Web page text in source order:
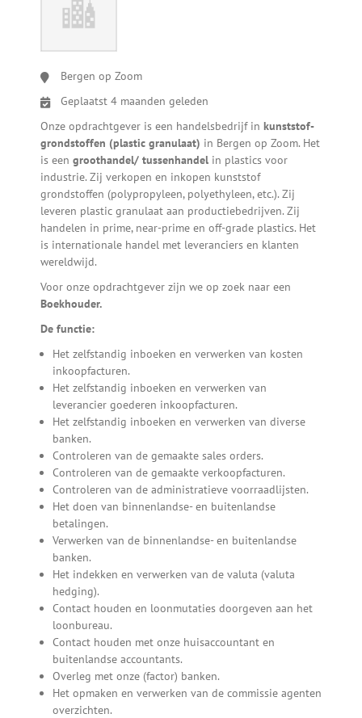
Bergen op Zoom
Geplaatst 4 maanden geleden
Onze opdrachtgever is een handelsbedrijf in kunststof-
grondstoffen (plastic granulaat) in Bergen op Zoom. Het
is een groothandel/ tussenhandel in plastics voor
industrie. Zij verkopen en inkopen kunststof
grondstoffen (polypropyleen, polyethyleen, etc.). Zij
leveren plastic granulaat aan productiebedrijven. Zij
handelen in prime, near-prime en off-grade plastics. Het
is internationale handel met leveranciers en klanten
wereldwijd.
Voor onze opdrachtgever zijn we op zoek naar een
Boekhouder.
De functie:
Het zelfstandig inboeken en verwerken van kosten
inkoopfacturen.
Het zelfstandig inboeken en verwerken van
leverancier goederen inkoopfacturen.
Het zelfstandig inboeken en verwerken van diverse
banken.
Controleren van de gemaakte sales orders.
Controleren van de gemaakte verkoopfacturen.
Controleren van de administratieve voorraadlijsten.
Het doen van binnenlandse- en buitenlandse
betalingen.
Verwerken van de binnenlandse- en buitenlandse
banken.
Het indekken en verwerken van de valuta (valuta
hedging).
Contact houden en loonmutaties doorgeven aan het
loonbureau.
Contact houden met onze huisaccountant en
buitenlandse accountants.
Overleg met onze (factor) banken.
Het opmaken en verwerken van de commissie agenten
overzichten.